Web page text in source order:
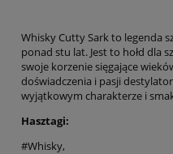
Whisky Cutty Sark to legenda
ponad stu lat. Jest to hołd dla
swoje korzenie sięgające
doświadczenia i pasji
wyjątkowym charakterze i
Hasztagi:
#Whisky,